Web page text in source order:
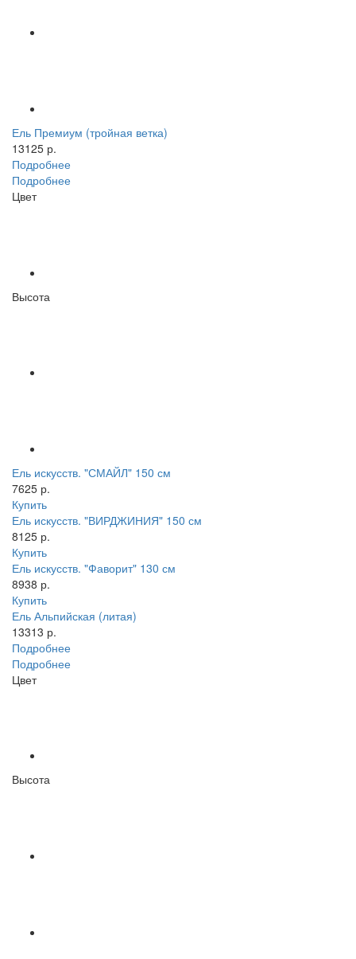
Ель Премиум (тройная ветка)
13125 р.
Подробнее
Подробнее
Цвет
Высота
Ель искусств. "СМАЙЛ" 150 см
7625 р.
Купить
Ель искусств. "ВИРДЖИНИЯ" 150 см
8125 р.
Купить
Ель искусств. "Фаворит" 130 см
8938 р.
Купить
Ель Альпийская (литая)
13313 р.
Подробнее
Подробнее
Цвет
Высота